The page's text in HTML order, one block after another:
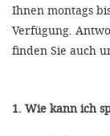
Ihnen montags
Verfügung.
finden Sie auch
1. Wie kann ich